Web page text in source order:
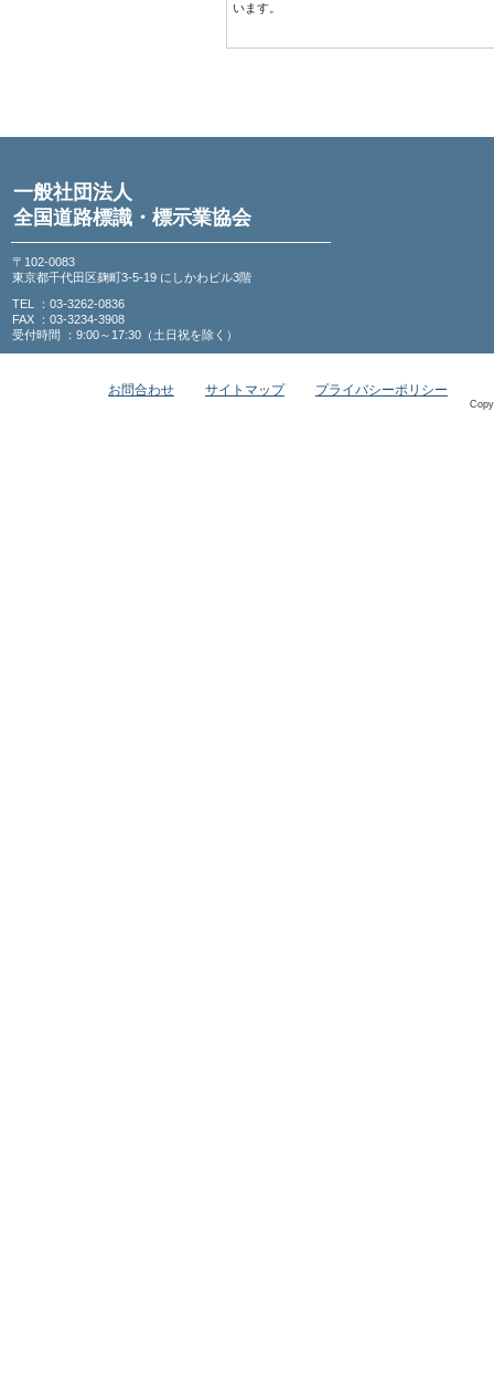
います。
一般社団法人
全国道路標識・標示業協会
〒102-0083
東京都千代田区麹町3-5-19 にしかわビル3階
TEL ：03-3262-0836
FAX ：03-3234-3908
受付時間 ：9:00～17:30（土日祝を除く）
お問合わせ サイトマップ プライバシーポリシー